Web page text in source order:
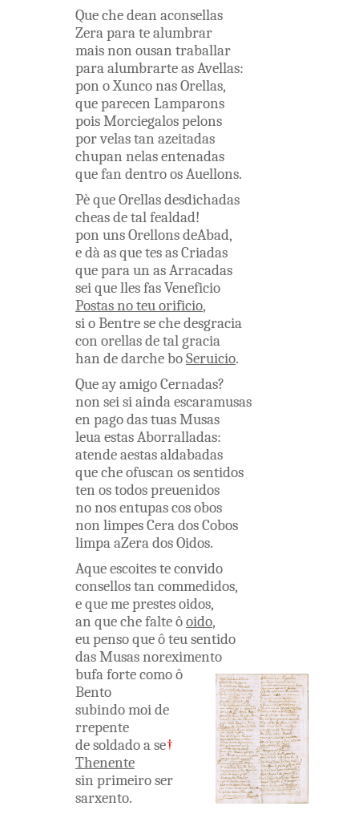
Quechedean aconsellas
Zeraparatealumbrar
maisnon ousan traballar
paraalumbrarteasAvellas:
pon oXunconasOrellas,
queparecen Lamparons
poisMorciegalospelons
porvelastan azeitadas
chupan nelasentenadas
quefan dentroosAuellons.
PèqueOrellasdesdichadas
cheasdetalfealdad!
pon unsOrellonsdeAbad,
edàasquetesasCriadas
queparaun asArracadas
sei quellesfasVeneficio
Postasnoteuorificio,
sioBentresechedesgracia
con orellasdetalgracia
han dedarcheboSeruicio.
QueayamigoCernadas?
non seisiaindaescaramusas
en pagodastuasMusas
leuaestasAborralladas:
atendeaestasaldabadas
quecheofuscan ossentidos
ten ostodospreuenidos
no nosentupascosobos
non limpesCeradosCobos
limpaaZeradosOidos.
Aqueescoitesteconvido
consellostan commedidos,
equemeprestesoidos,
an quechefalteôoido,
eupensoqueôteusentido
dasMusasnoreximento
bufafortecomoô
Bento
subindomoide
rrepente
desoldadoase†
Thenente
sin primeiroser
sarxento.